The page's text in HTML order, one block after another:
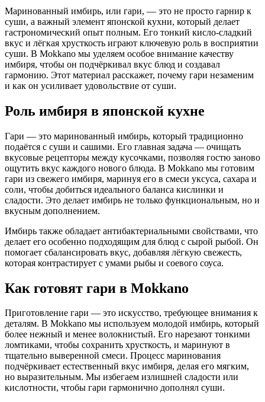
Маринованный имбирь, или гари, — это не просто гарнир к
суши, а важный элемент японской кухни, который делает
гастрономический опыт полным. Его тонкий кисло-сладкий
вкус и лёгкая хрусткость играют ключевую роль в восприятии
суши. В Mokkano мы уделяем особое внимание качеству
имбиря, чтобы он подчёркивал вкус блюд и создавал
гармонию. Этот материал расскажет, почему гари незаменим
и как он усиливает удовольствие от суши.
Роль имбиря в японской кухне
Гари — это маринованный имбирь, который традиционно
подаётся с суши и сашими. Его главная задача — очищать
вкусовые рецепторы между кусочками, позволяя гостю заново
ощутить вкус каждого нового блюда. В Mokkano мы готовим
гари из свежего имбиря, маринуя его в смеси уксуса, сахара и
соли, чтобы добиться идеального баланса кислинки и
сладости. Это делает имбирь не только функциональным, но и
вкусным дополнением.
Имбирь также обладает антибактериальными свойствами, что
делает его особенно подходящим для блюд с сырой рыбой. Он
помогает сбалансировать вкус, добавляя лёгкую свежесть,
которая контрастирует с умами рыбы и соевого соуса.
Как готовят гари в Mokkano
Приготовление гари — это искусство, требующее внимания к
деталям. В Mokkano мы используем молодой имбирь, который
более нежный и менее волокнистый. Его нарезают тонкими
ломтиками, чтобы сохранить хрусткость, и маринуют в
тщательно выверенной смеси. Процесс маринования
подчёркивает естественный вкус имбиря, делая его мягким,
но выразительным. Мы избегаем излишней сладости или
кислотности, чтобы гари гармонично дополнял суши.